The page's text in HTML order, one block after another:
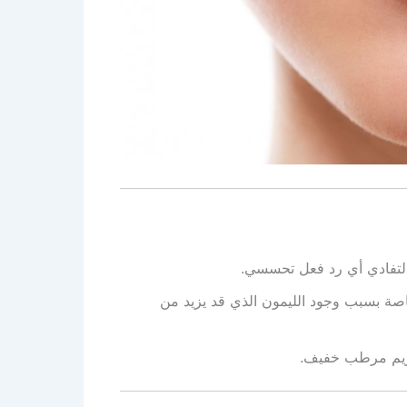
لتفادي أي رد فعل تحسسي.
بسبب وجود الليمون الذي قد يزيد من
كريم مرطب خفيف.